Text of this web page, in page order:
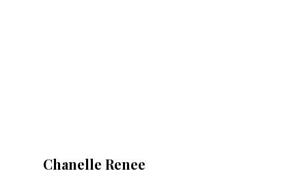
Chanelle Renee